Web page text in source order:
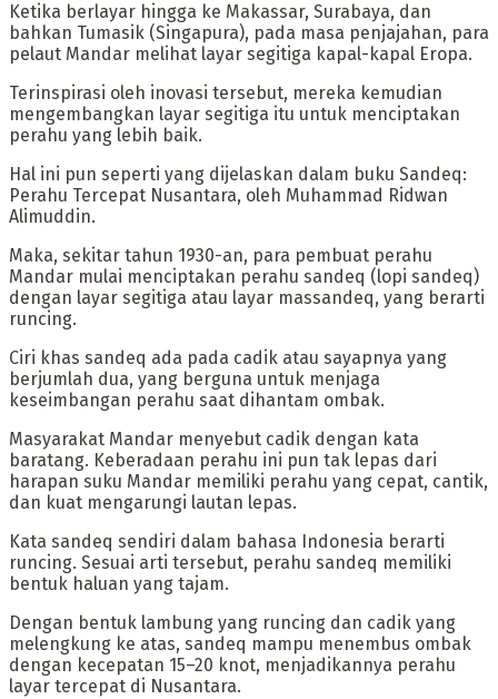
Ketika berlayar hingga ke Makassar, Surabaya, dan
bahkan Tumasik (Singapura), pada masa penjajahan, para
pelaut Mandar melihat layar segitiga kapal-kapal Eropa.
Terinspirasi oleh inovasi tersebut, mereka kemudian
mengembangkan layar segitiga itu untuk menciptakan
perahu yang lebih baik.
Hal ini pun seperti yang dijelaskan dalam buku Sandeq:
Perahu Tercepat Nusantara, oleh Muhammad Ridwan
Alimuddin.
Maka, sekitar tahun 1930-an, para pembuat perahu
Mandar mulai menciptakan perahu sandeq (lopi sandeq)
dengan layar segitiga atau layar massandeq, yang berarti
runcing.
‎Ciri khas sandeq ada pada cadik atau sayapnya yang
berjumlah dua, yang berguna untuk menjaga
keseimbangan perahu saat dihantam ombak.
Masyarakat Mandar menyebut cadik dengan kata
baratang. Keberadaan perahu ini pun tak lepas dari
harapan suku Mandar memiliki perahu yang cepat, cantik,
dan kuat mengarungi lautan lepas.
Kata sandeq sendiri dalam bahasa Indonesia berarti
runcing. Sesuai arti tersebut, perahu sandeq memiliki
bentuk haluan yang tajam.
Dengan bentuk lambung yang runcing dan cadik yang
melengkung ke atas, sandeq mampu menembus ombak
dengan kecepatan 15–20 knot, menjadikannya perahu
layar tercepat di Nusantara.